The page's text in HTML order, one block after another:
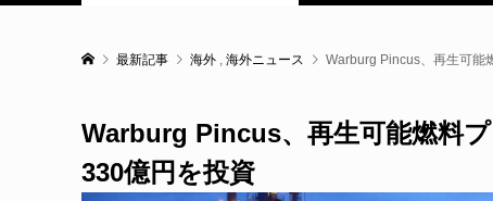
最新記事 海外 , 海外ニュース Warburg Pincus、再生可能
Warburg Pincus、再生可能燃料
330億円を投資